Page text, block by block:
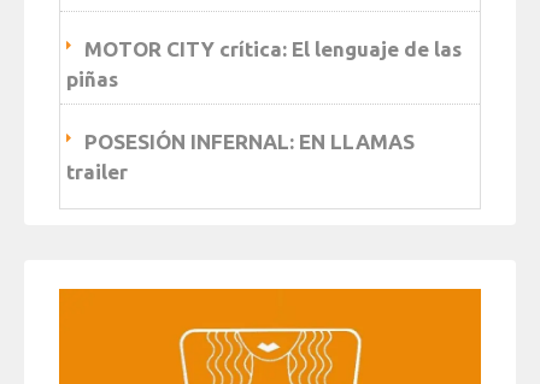
MOTOR CITY crítica: El lenguaje de las
piñas
POSESIÓN INFERNAL: EN LLAMAS
trailer